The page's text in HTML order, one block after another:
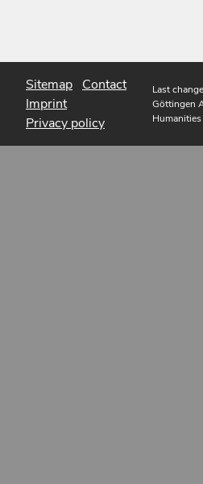
Sitemap Contact
Imprint
Privacy policy
Last
Göttingen
Humanities